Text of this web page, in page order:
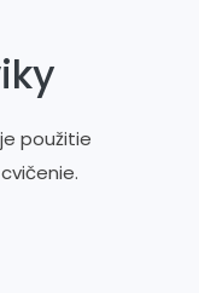
použitie